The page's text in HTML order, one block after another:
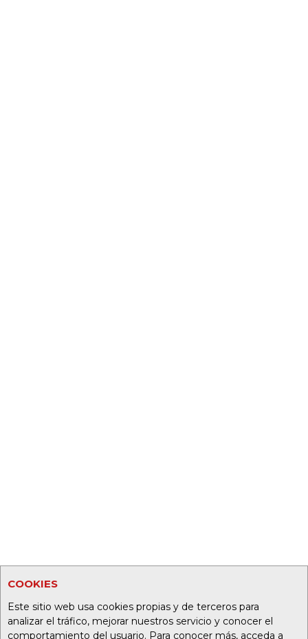
COOKIES
Este sitio web usa cookies propias y de terceros para
analizar el tráfico, mejorar nuestros servicio y conocer el
comportamiento del usuario. Para conocer más, acceda a